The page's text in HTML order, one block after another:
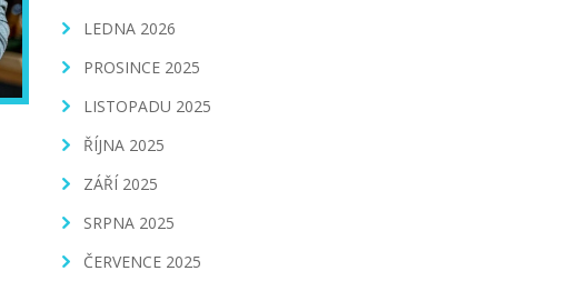
LEDNA 2026
PROSINCE 2025
LISTOPADU 2025
ŘÍJNA 2025
ZÁŘÍ 2025
SRPNA 2025
ČERVENCE 2025